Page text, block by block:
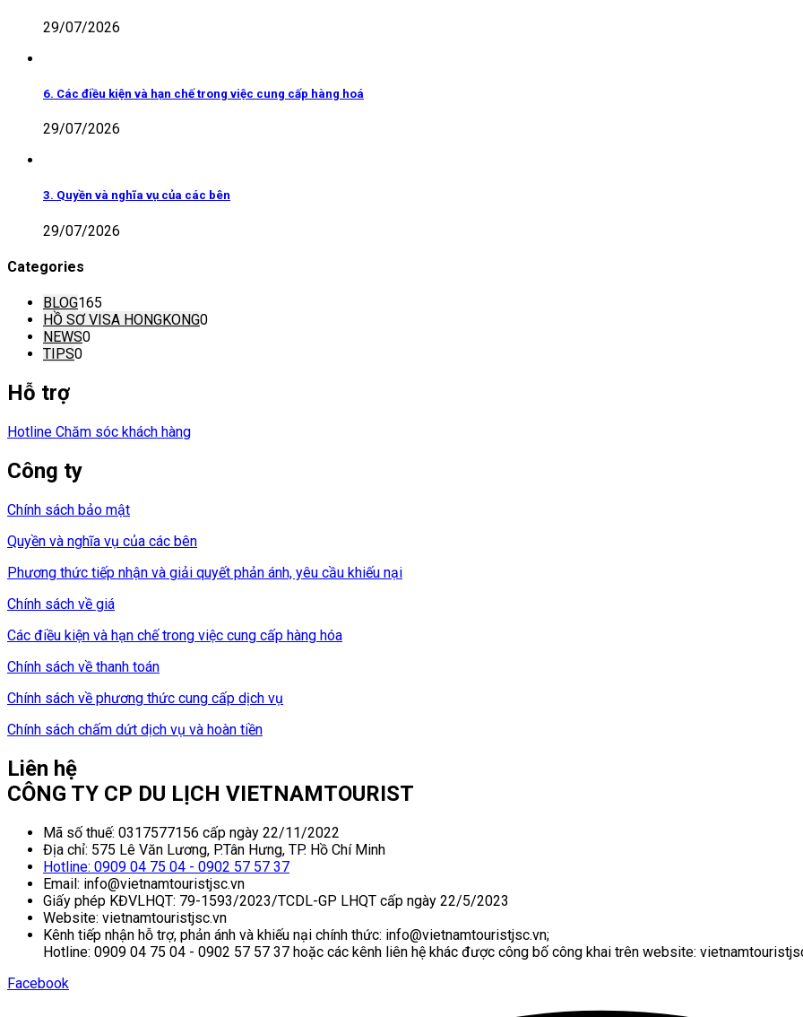
29/07/2026
6. Các điều kiện và hạn chế trong việc cung cấp hàng hoá
29/07/2026
3. Quyền và nghĩa vụ của các bên
29/07/2026
Categories
BLOG165
HỒ SƠ VISA HONGKONG0
NEWS0
TIPS0
Hỗ trợ
Hotline Chăm sóc khách hàng
Công ty
Chính sách bảo mật
Quyền và nghĩa vụ của các bên
Phương thức tiếp nhận và giải quyết phản ánh, yêu cầu khiếu nại
Chính sách về giá
Các điều kiện và hạn chế trong việc cung cấp hàng hóa
Chính sách về thanh toán
Chính sách về phương thức cung cấp dịch vụ
Chính sách chấm dứt dịch vụ và hoàn tiền
Liên hệ
CÔNG TY CP DU LỊCH VIETNAMTOURIST
Mã số thuế: 0317577156 cấp ngày 22/11/2022
Địa chỉ: 575 Lê Văn Lương, P.Tân Hưng, TP. Hồ Chí Minh
Hotline: 0909 04 75 04 - 0902 57 57 37
Email: info@vietnamtouristjsc.vn
Giấy phép KĐVLHQT: 79-1593/2023/TCDL-GP LHQT cấp ngày 22/5/2023
Website: vietnamtouristjsc.vn
Kênh tiếp nhận hỗ trợ, phản ánh và khiếu nại chính thức: info@vietnamtouristjsc.vn;
Hotline: 0909 04 75 04 - 0902 57 57 37 hoặc các kênh liên hệ khác được công bố công khai trên website:
Facebook